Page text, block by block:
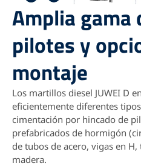
Amplia gama
pilotes y
montaje
Los martillos diesel JUWEI D
eficientemente diferentes
cimentación por hincado de
prefabricados de hormigón
de tubos de acero, vigas en
madera.